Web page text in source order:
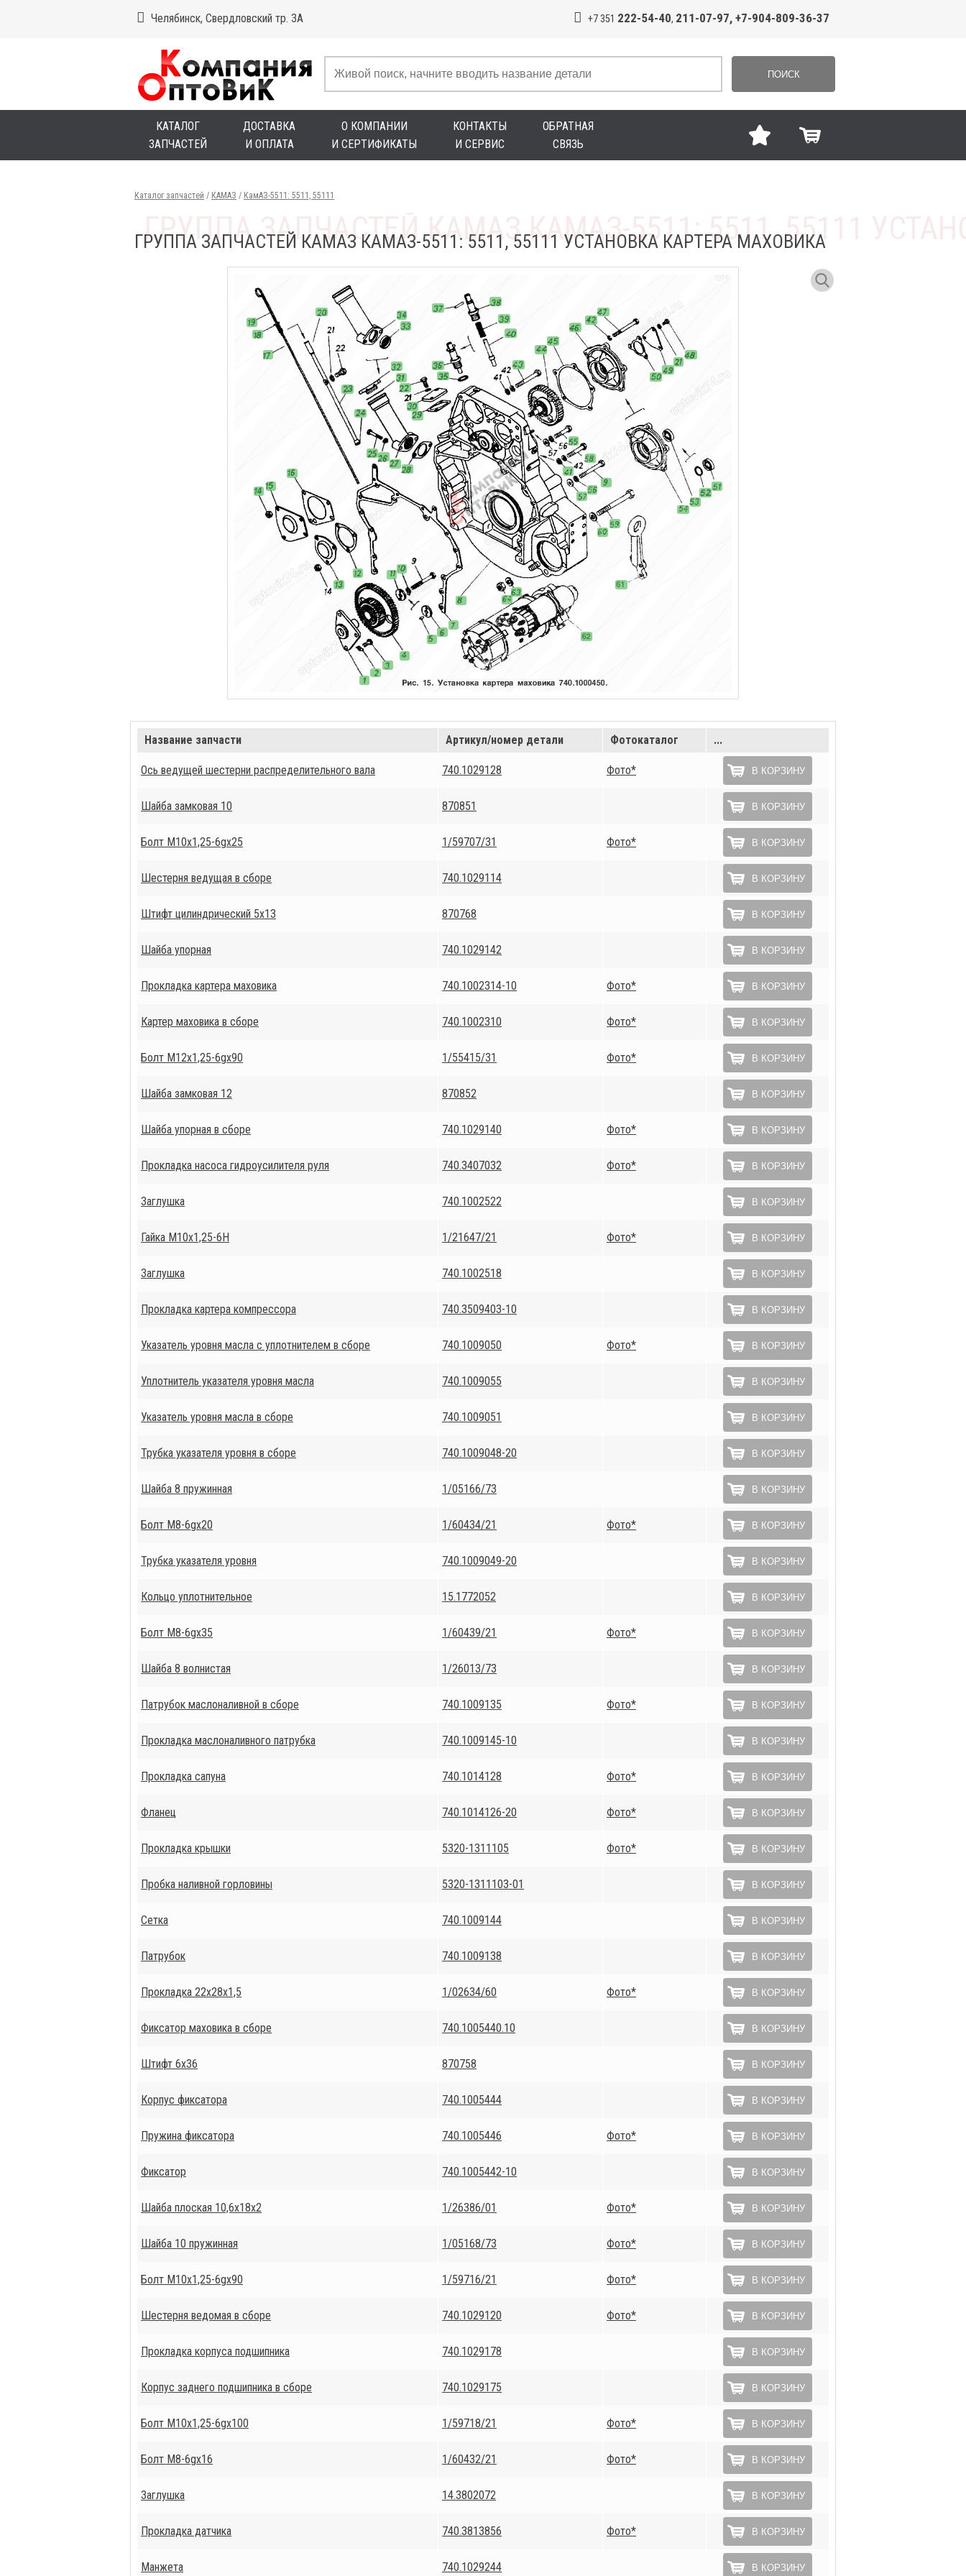
Челябинск, Свердловский тр. 3А +7 351 222-54-40, 211-07-97, +7-904-809-36-37
ПОИСК
КАТАЛОГ
ЗАПЧАСТЕЙ
ДОСТАВКА
И ОПЛАТА
О КОМПАНИИ
И СЕРТИФИКАТЫ
КОНТАКТЫ
И СЕРВИС
ОБРАТНАЯ
СВЯЗЬ
Каталог запчастей / КАМАЗ / КамАЗ-5511: 5511, 55111
ГРУППА ЗАПЧАСТЕЙ КАМАЗ КАМАЗ-5511: 5511, 55111 УСТАНОВКА КАРТЕРА МАХОВИКА
Название запчасти Артикул/номер детали Фотокаталог ...
Ось ведущей шестерни распределительного вала 740.1029128 Фото* В КОРЗИНУ
Шайба замковая 10 870851 В КОРЗИНУ
Болт М10х1,25-6gх25 1/59707/31 Фото* В КОРЗИНУ
Шестерня ведущая в сборе 740.1029114 В КОРЗИНУ
Штифт цилиндрический 5х13 870768 В КОРЗИНУ
Шайба упорная 740.1029142 В КОРЗИНУ
Прокладка картера маховика 740.1002314-10 Фото* В КОРЗИНУ
Картер маховика в сборе 740.1002310 Фото* В КОРЗИНУ
Болт М12х1,25-6gх90 1/55415/31 Фото* В КОРЗИНУ
Шайба замковая 12 870852 В КОРЗИНУ
Шайба упорная в сборе 740.1029140 Фото* В КОРЗИНУ
Прокладка насоса гидроусилителя руля 740.3407032 Фото* В КОРЗИНУ
Заглушка 740.1002522 В КОРЗИНУ
Гайка М10х1,25-6Н 1/21647/21 Фото* В КОРЗИНУ
Заглушка 740.1002518 В КОРЗИНУ
Прокладка картера компрессора 740.3509403-10 В КОРЗИНУ
Указатель уровня масла с уплотнителем в сборе 740.1009050 Фото* В КОРЗИНУ
Уплотнитель указателя уровня масла 740.1009055 В КОРЗИНУ
Указатель уровня масла в сборе 740.1009051 В КОРЗИНУ
Трубка указателя уровня в сборе 740.1009048-20 В КОРЗИНУ
Шайба 8 пружинная 1/05166/73 В КОРЗИНУ
Болт М8-6gх20 1/60434/21 Фото* В КОРЗИНУ
Трубка указателя уровня 740.1009049-20 В КОРЗИНУ
Кольцо уплотнительное 15.1772052 В КОРЗИНУ
Болт М8-6gх35 1/60439/21 Фото* В КОРЗИНУ
Шайба 8 волнистая 1/26013/73 В КОРЗИНУ
Патрубок маслоналивной в сборе 740.1009135 Фото* В КОРЗИНУ
Прокладка маслоналивного патрубка 740.1009145-10 В КОРЗИНУ
Прокладка сапуна 740.1014128 Фото* В КОРЗИНУ
Фланец 740.1014126-20 Фото* В КОРЗИНУ
Прокладка крышки 5320-1311105 Фото* В КОРЗИНУ
Пробка наливной горловины 5320-1311103-01 В КОРЗИНУ
Сетка 740.1009144 В КОРЗИНУ
Патрубок 740.1009138 В КОРЗИНУ
Прокладка 22х28х1,5 1/02634/60 Фото* В КОРЗИНУ
Фиксатор маховика в сборе 740.1005440.10 В КОРЗИНУ
Штифт 6х36 870758 В КОРЗИНУ
Корпус фиксатора 740.1005444 В КОРЗИНУ
Пружина фиксатора 740.1005446 Фото* В КОРЗИНУ
Фиксатор 740.1005442-10 В КОРЗИНУ
Шайба плоская 10,6х18х2 1/26386/01 Фото* В КОРЗИНУ
Шайба 10 пружинная 1/05168/73 Фото* В КОРЗИНУ
Болт М10х1,25-6gх90 1/59716/21 Фото* В КОРЗИНУ
Шестерня ведомая в сборе 740.1029120 Фото* В КОРЗИНУ
Прокладка корпуса подшипника 740.1029178 В КОРЗИНУ
Корпус заднего подшипника в сборе 740.1029175 В КОРЗИНУ
Болт М10х1,25-6gх100 1/59718/21 Фото* В КОРЗИНУ
Болт М8-6gх16 1/60432/21 Фото* В КОРЗИНУ
Заглушка 14.3802072 В КОРЗИНУ
Прокладка датчика 740.3813856 Фото* В КОРЗИНУ
Манжета 740.1029244 В КОРЗИНУ